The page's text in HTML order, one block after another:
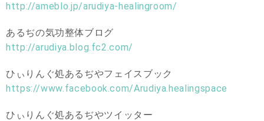
http://ameblo.jp/arudiya-healingroom/
あるぢの気功整体ブログ
http://arudiya.blog.fc2.com/
ひぃりんぐ処あるぢやフェイスブック
https://www.facebook.com/Arudiya.healingspace
ひぃりんぐ処あるぢやツイッター